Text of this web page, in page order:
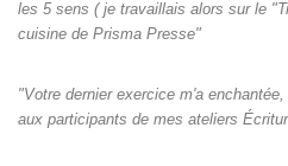
les 5 sens ( je travaillais alors sur le
cuisine de Prisma Presse"
"Votre dernier exercice m'a
aux participants de mes ateliers